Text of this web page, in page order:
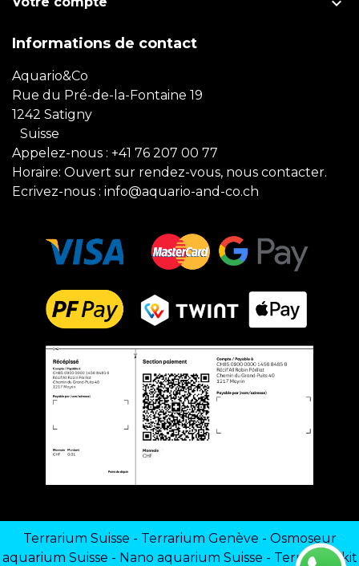
Informations de contact
Aquario&Co
Rue du Pré-de-la-Fontaine 19
1242 Satigny
Suisse
Appelez-nous : +41 76 207 00 77
Horaire: Ouvert sur rendez-vous, nous contacter.
Ecrivez-nous : info@aquario-and-co.ch
Terrarium Suisse - Terrarium Genève - Osmoseur
aquarium Suisse - Nano aquarium Suisse - Terrarium kit